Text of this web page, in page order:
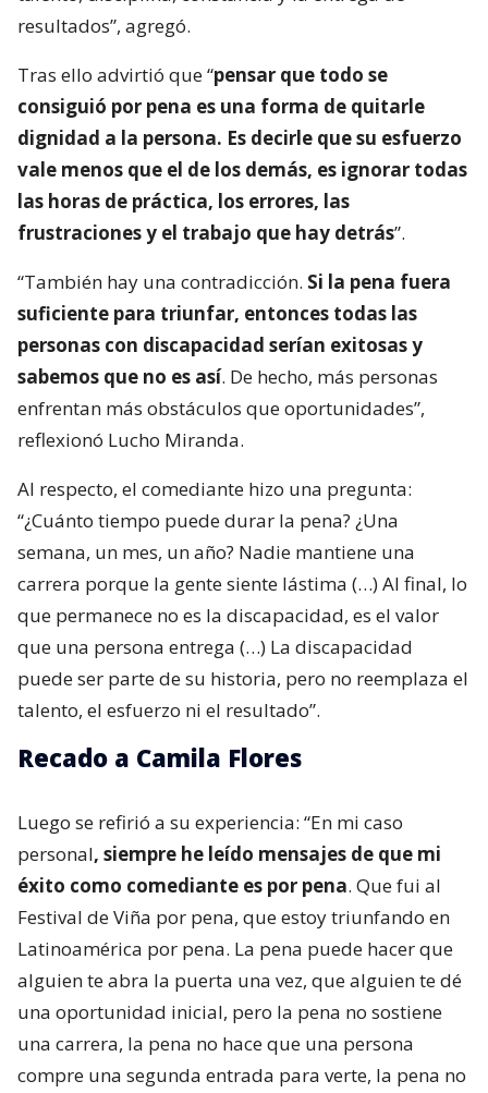
resultados”, agregó.
Tras ello advirtió que “pensar que todo se
consiguió por pena es una forma de quitarle
dignidad a la persona. Es decirle que su esfuerzo
vale menos que el de los demás, es ignorar todas
las horas de práctica, los errores, las
frustraciones y el trabajo que hay detrás”.
“También hay una contradicción. Si la pena fuera
suficiente para triunfar, entonces todas las
personas con discapacidad serían exitosas y
sabemos que no es así. De hecho, más personas
enfrentan más obstáculos que oportunidades”,
reflexionó Lucho Miranda.
Al respecto, el comediante hizo una pregunta:
“¿Cuánto tiempo puede durar la pena? ¿Una
semana, un mes, un año? Nadie mantiene una
carrera porque la gente siente lástima (…) Al final, lo
que permanece no es la discapacidad, es el valor
que una persona entrega (…) La discapacidad
puede ser parte de su historia, pero no reemplaza el
talento, el esfuerzo ni el resultado”.
Recado a Camila Flores
Luego se refirió a su experiencia: “En mi caso
personal, siempre he leído mensajes de que mi
éxito como comediante es por pena. Que fui al
Festival de Viña por pena, que estoy triunfando en
Latinoamérica por pena. La pena puede hacer que
alguien te abra la puerta una vez, que alguien te dé
una oportunidad inicial, pero la pena no sostiene
una carrera, la pena no hace que una persona
compre una segunda entrada para verte, la pena no